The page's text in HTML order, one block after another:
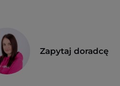
Zapytaj doradcę